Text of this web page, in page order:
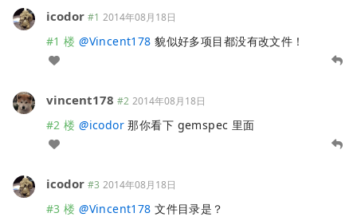
icodor #1 2014年08月18日
#1 楼 @Vincent178 貌似好多项目都没有改文件！
vincent178 #2 2014年08月18日
#2 楼 @icodor 那你看下 gemspec 里面
icodor #3 2014年08月18日
#3 楼 @Vincent178 文件目录是？